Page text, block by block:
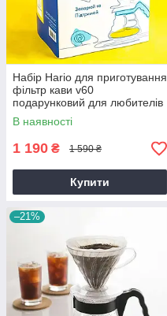
Набір Hario для приготування
фільтр кави v60
подарунковий для любителів
кави Заварюй і підтримуй
Україну
В наявності
1 190 ₴ 1 590 ₴
Купити
–21%